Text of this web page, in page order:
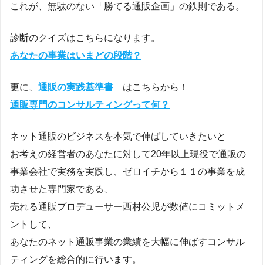
これが、無駄のない「勝てる通販企画」の鉄則である。
診断のクイズはこちらになります。
あなたの事業はいまどの段階？
更に、 通販の実践基準書 はこちらから！
通販専門のコンサルティングって何？
ネット通販のビジネスを本気で伸ばしていきたいと
お考えの経営者のあなたに対して20年以上現役で通販の
事業会社で実務を実践し、ゼロイチから１１の事業を成
功させた専門家である、
売れる通販プロデューサー西村公児が数値にコミットメ
ントして、
あなたのネット通販事業の業績を大幅に伸ばすコンサル
ティングを総合的に行います。